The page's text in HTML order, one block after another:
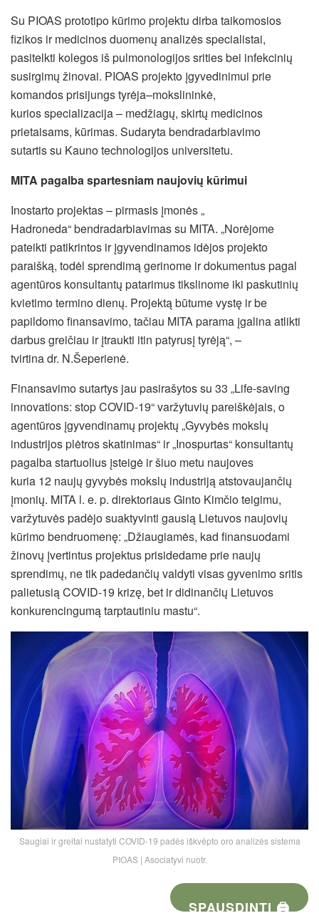
Su PIOAS prototipo kūrimo projektu dirba taikomosios
fizikos ir medicinos duomenų analizės specialistai,
pasitelkti kolegos iš pulmonologijos srities bei infekcinių
susirgimų žinovai. PIOAS projekto įgyvedinimui prie
komandos prisijungs tyrėja–mokslininkė,
kurios specializacija – medžiagų, skirtų medicinos
prietaisams, kūrimas. Sudaryta bendradarbiavimo
sutartis su Kauno technologijos universitetu.
MITA pagalba spartesniam naujovių kūrimui
Inostarto projektas – pirmasis įmonės „
Hadroneda“ bendradarbiavimassu MITA. „Norėjome
pateikti patikrintos ir įgyvendinamos idėjos projekto
paraišką, todėl sprendimą gerinome ir dokumentus pagal
agentūros konsultantų patarimus tikslinome iki paskutinių
kvietimo termino dienų. Projektą būtume vystę ir be
papildomo finansavimo, tačiau MITA parama įgalina atlikti
darbus greičiau ir įtraukti itin patyrusį tyrėją“, –
tvirtina dr. N.Šeperienė.
Finansavimo sutartys jau pasirašytos su 33 „Life-saving
innovations: stop COVID-19“ varžytuvių pareiškėjais, o
agentūros įgyvendinamų projektų „Gyvybės mokslų
industrijos plėtros skatinimas“ ir „Inospurtas“ konsultantų
pagalba startuolius įsteigė ir šiuo metu naujoves
kuria 12 naujų gyvybės mokslų industriją atstovaujančių
įmonių. MITA l. e. p. direktoriaus Ginto Kimčio teigimu,
varžytuvės padėjo suaktyvinti gausią Lietuvos naujovių
kūrimo bendruomenę: „Džiaugiamės, kad finansuodami
žinovų įvertintus projektus prisidedame prie naujų
sprendimų, ne tik padedančių valdyti visas gyvenimo sritis
palietusią COVID-19 krizę, bet ir didinančių Lietuvos
konkurencingumą tarptautiniu mastu“.
Saugiai ir greitai nustatyti COVID-19 padės iškvėpto oro analizės sistema
PIOAS | Asociatyvi nuotr.
SPAUSDINTI 🖨